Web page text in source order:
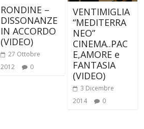
RONDINE –
DISSONANZE
IN ACCORDO
(VIDEO)
27 Ottobre
2012
0
VENTIMIGLIA
“MEDITERRA
NEO”
CINEMA..PAC
E,AMORE e
FANTASIA
(VIDEO)
3 Dicembre
2014
0